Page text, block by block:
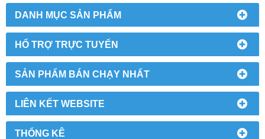
DANH MỤC SẢN PHẨM
HỔ TRỢ TRỰC TUYẾN
SẢN PHẨM BÁN CHẠY NHẤT
LIÊN KẾT WEBSITE
THỐNG KÊ